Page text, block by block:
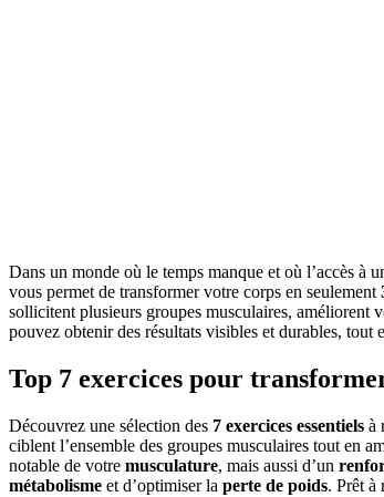
Dans un monde où le temps manque et où l’accès à
vous permet de transformer votre corps en seulement
sollicitent plusieurs groupes musculaires, améliorent
pouvez obtenir des résultats visibles et durables,
Top 7 exercices pour
Découvrez une sélection des 7 exercices essentiels à
ciblent l’ensemble des groupes musculaires tout en
notable de votre musculature, mais aussi d’un
métabolisme et d’optimiser la perte de poids. Prêt à